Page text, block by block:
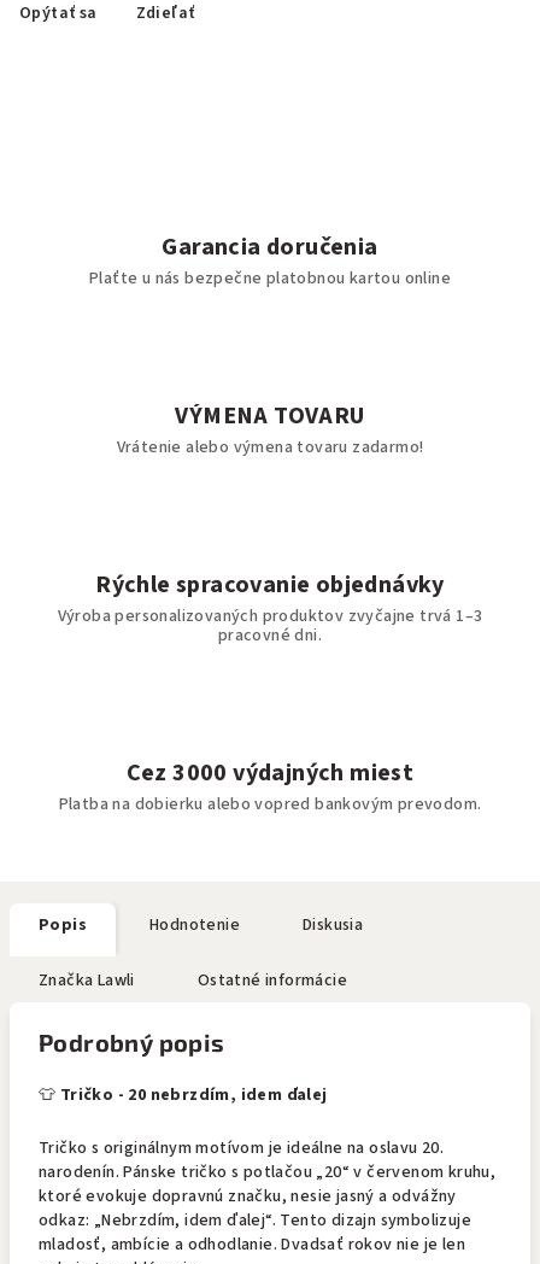
Opýtať sa Zdieľať
Garancia doručenia
Plaťte u nás bezpečne platobnou kartou online
VÝMENA TOVARU
Vrátenie alebo výmena tovaru zadarmo!
Rýchle spracovanie objednávky
Výroba personalizovaných produktov zvyčajne trvá 1–3
pracovné dni.
Cez 3000 výdajných miest
Platba na dobierku alebo vopred bankovým prevodom.
Popis Hodnotenie Diskusia
Značka Lawli Ostatné informácie
Podrobný popis
👕 Tričko - 20 nebrzdím, idem ďalej
Tričko s originálnym motívom je ideálne na oslavu 20.
narodenín. Pánske tričko s potlačou „20“ v červenom kruhu,
ktoré evokuje dopravnú značku, nesie jasný a odvážny
odkaz: „Nebrzdím, idem ďalej“. Tento dizajn symbolizuje
mladosť, ambície a odhodlanie. Dvadsať rokov nie je len